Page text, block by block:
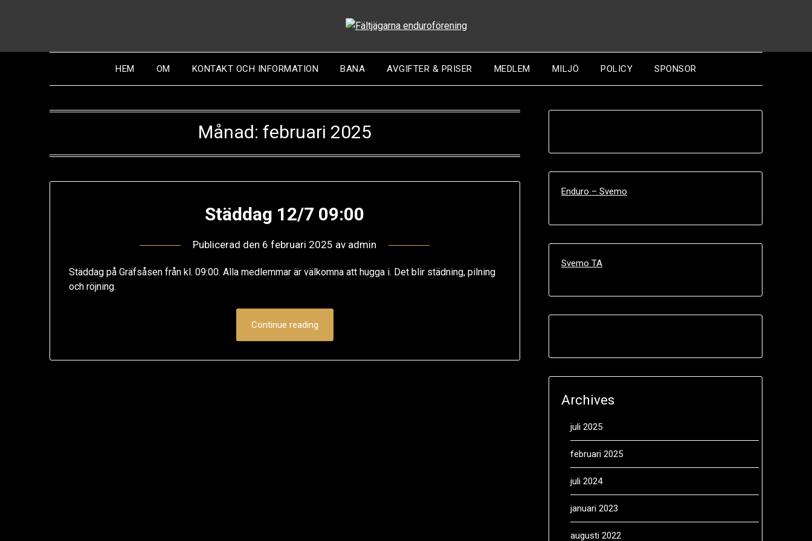
HEM OM KONTAKT OCH INFORMATION BANA AVGIFTER & PRISER MEDLEM MILJÖ POLICY SPONSOR
Månad: februari 2025
Städdag 12/7 09:00
Publicerad den 6 februari 2025 av admin
Städdag på Gräfsåsen från kl. 09:00. Alla medlemmar är välkomna att hugga i. Det blir städning, pilning
och röjning.
Continue reading
Enduro – Svemo
Svemo TA
Archives
juli 2025
februari 2025
juli 2024
januari 2023
augusti 2022